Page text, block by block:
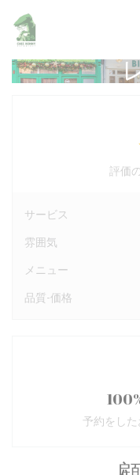
クッキー利用の管理につ
評価
サービス
雰囲気
メニュー
品質-価格
予約をし